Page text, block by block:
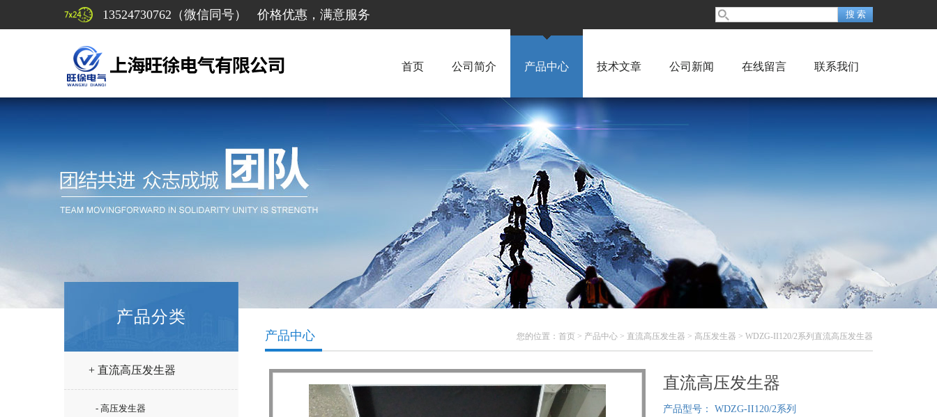
13524730762（微信同号） 价格优惠，满意服务
首页 公司简介 产品中心 技术文章 公司新闻 在线留言 联系我们
产品分类
+ 直流高压发生器
- 高压发生器
您的位置： 首页 > 产品中心 > 直流高压发生器 > 高压发生器 > WDZG-II120/2系列直流高压发生器
产品中心
直流高压发生器
产品型号： WDZG-II120/2系列